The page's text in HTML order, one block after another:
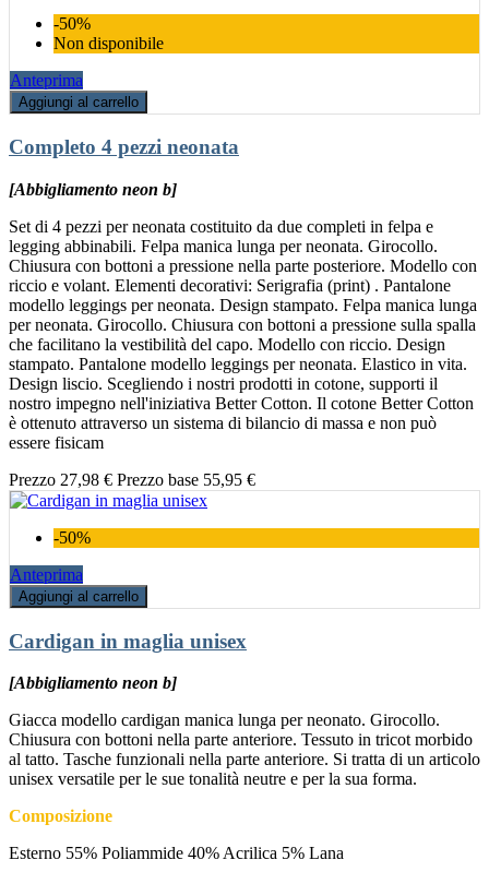
-50%
Non disponibile
Anteprima
Aggiungi al carrello
Completo 4 pezzi neonata
[Abbigliamento neon b]
Set di 4 pezzi per neonata costituito da due completi in felpa e
legging abbinabili. Felpa manica lunga per neonata. Girocollo.
Chiusura con bottoni a pressione nella parte posteriore. Modello con
riccio e volant. Elementi decorativi: Serigrafia (print) . Pantalone
modello leggings per neonata. Design stampato. Felpa manica lunga
per neonata. Girocollo. Chiusura con bottoni a pressione sulla spalla
che facilitano la vestibilità del capo. Modello con riccio. Design
stampato. Pantalone modello leggings per neonata. Elastico in vita.
Design liscio. Scegliendo i nostri prodotti in cotone, supporti il
nostro impegno nell'iniziativa Better Cotton. Il cotone Better Cotton
è ottenuto attraverso un sistema di bilancio di massa e non può
essere fisicam
Prezzo 27,98 € Prezzo base 55,95 €
-50%
Anteprima
Aggiungi al carrello
Cardigan in maglia unisex
[Abbigliamento neon b]
Giacca modello cardigan manica lunga per neonato. Girocollo.
Chiusura con bottoni nella parte anteriore. Tessuto in tricot morbido
al tatto. Tasche funzionali nella parte anteriore. Si tratta di un articolo
unisex versatile per le sue tonalità neutre e per la sua forma.
Composizione
Esterno 55% Poliammide 40% Acrilica 5% Lana